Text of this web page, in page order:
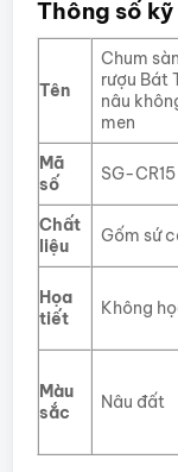
Thông số
Tên
Chum
rượu Bát
nâu
men
Mã
số
SG-CR15
Chất
liệu
Gốm sứ
Họa
tiết
Không
Màu
sắc
Nâu đất